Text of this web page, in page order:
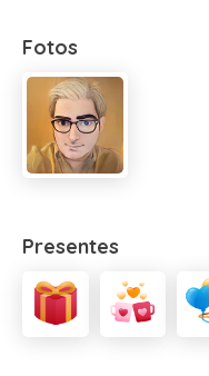
Fotos
Presentes